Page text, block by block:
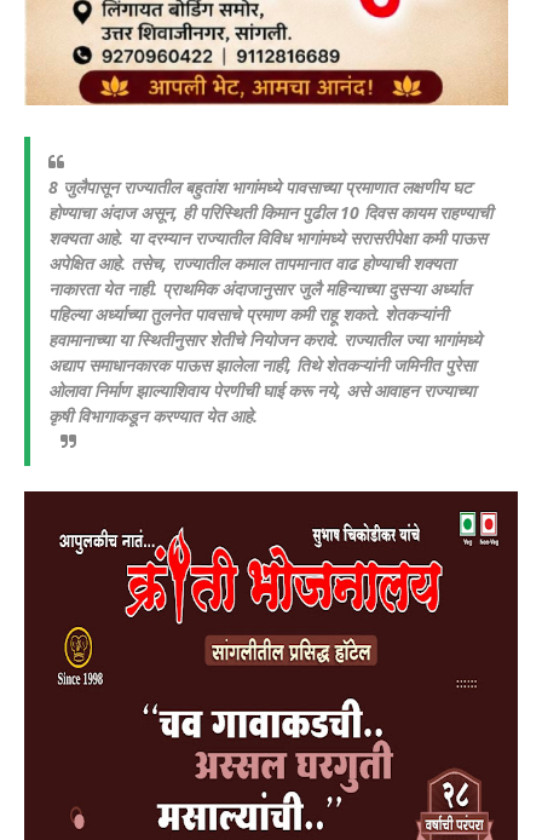
8 जुलैपासून राज्यातील बहुतांश भागांमध्ये पावसाच्या प्रमाणात लक्षणीय घट
होण्याचा अंदाज असून, ही परिस्थिती किमान पुढील 10 दिवस कायम राहण्याची
शक्यता आहे. या दरम्यान राज्यातील विविध भागांमध्ये सरासरीपेक्षा कमी पाऊस
अपेक्षित आहे. तसेच, राज्यातील कमाल तापमानात वाढ होण्याची शक्यता
नाकारता येत नाही. प्राथमिक अंदाजानुसार जुलै महिन्याच्या दुसऱ्या अर्ध्यात
पहिल्या अर्ध्याच्या तुलनेत पावसाचे प्रमाण कमी राहू शकते. शेतकऱ्यांनी
हवामानाच्या या स्थितीनुसार शेतीचे नियोजन करावे. ⁠राज्यातील ज्या भागांमध्ये
अद्याप समाधानकारक पाऊस झालेला नाही, तिथे शेतकऱ्यांनी जमिनीत पुरेसा
ओलावा निर्माण झाल्याशिवाय पेरणीची घाई करू नये, असे आवाहन राज्याच्या
कृषी विभागाकडून करण्यात येत आहे.